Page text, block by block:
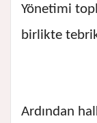
Yönetimi
birlikte
Ardından